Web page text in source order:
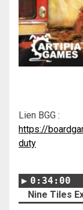
Lien BGG :
https://
duty
0:34:00
Nine Tiles